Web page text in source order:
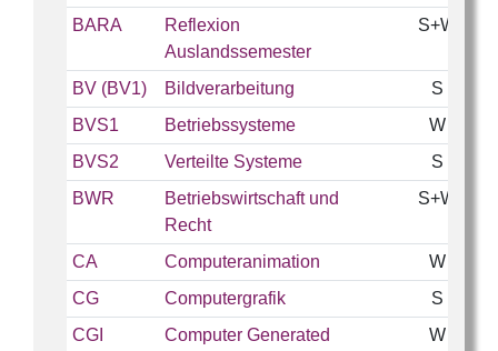
BARA
Reflexion
Auslandssemester
S+W
BV (BV1) Bildverarbeitung
S
BVS1
Betriebssysteme
W
BVS2
Verteilte Systeme
S
BWR
Betriebswirtschaft und
Recht
S+W
CA Computeranimation
W
CG
Computergrafik
S
CGI
Computer Generated
W